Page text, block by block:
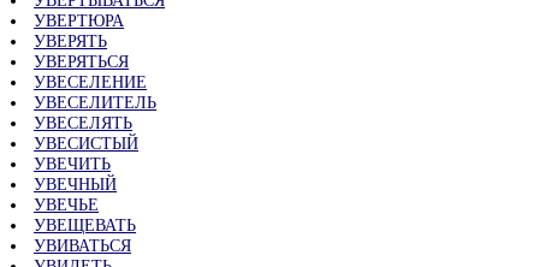
УВЕРТЮРА
УВЕРЯТЬ
УВЕРЯТЬСЯ
УВЕСЕЛЕНИЕ
УВЕСЕЛИТЕЛЬ
УВЕСЕЛЯТЬ
УВЕСИСТЫЙ
УВЕЧИТЬ
УВЕЧНЫЙ
УВЕЧЬЕ
УВЕЩЕВАТЬ
УВИВАТЬСЯ